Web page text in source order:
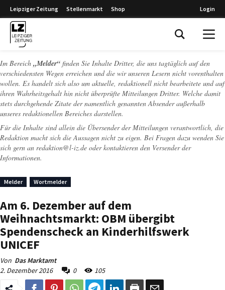
Leipziger Zeitung Stellenmarkt Shop Login
Im Bereich „Melder“ finden Sie Inhalte Dritter, die uns tagtäglich auf den
verschiedensten Wegen erreichen und die wir unseren Lesern nicht vorenthalten
wollen. Es handelt sich also um aktuelle, redaktionell nicht bearbeitete und auf
ihren Wahrheitsgehalt hin nicht überprüfte Mitteilungen Dritter. Welche damit
stets durchgehende Zitate der namentlich genannten Absender außerhalb
unseres redaktionellen Bereiches darstellen.
Für die Inhalte sind allein die Übersender der Mitteilungen verantwortlich, die
Redaktion macht sich die Aussagen nicht zu eigen. Bei Fragen dazu wenden Sie
sich gern an redaktion@l-iz.de oder kontaktieren den Versender der
Informationen.
Melder Wortmelder
Am 6. Dezember auf dem
Weihnachtsmarkt: OBM übergibt
Spendenscheck an Kinderhilfswerk
UNICEF
Von Das Marktamt
2. Dezember 2016
0 105